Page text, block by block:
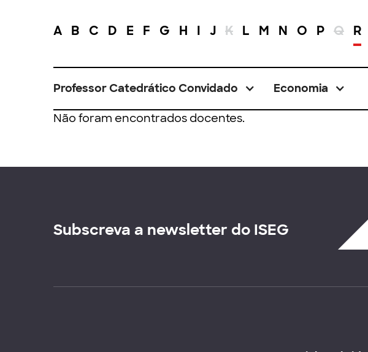
A B C D E F G H I J K L M N O P Q R
Professor Catedrático Convidado Economia
Não foram encontrados docentes.
Subscreva a newsletter do ISEG